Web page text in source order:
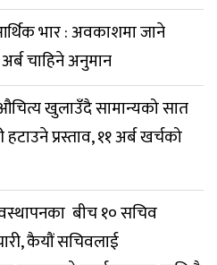
भार : अवकाशमा जाने
चाहिने अनुमान
खुलाउँदै सामान्यको सात
प्रस्ताव, ११ अर्ब खर्चको
बीच १० सचिव
कैयौं सचिवलाई